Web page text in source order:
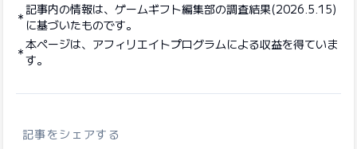
記事内の情報は、ゲームギフト編集部の調査結果(2026.5.15)
に基づいたものです。
本ページは、アフィリエイトプログラムによる収益を得ていま
す。
記事をシェアする